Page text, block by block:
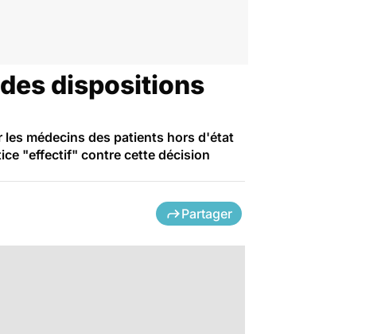
dispositions
médecins des patients hors d'état
"effectif" contre cette décision
Partager